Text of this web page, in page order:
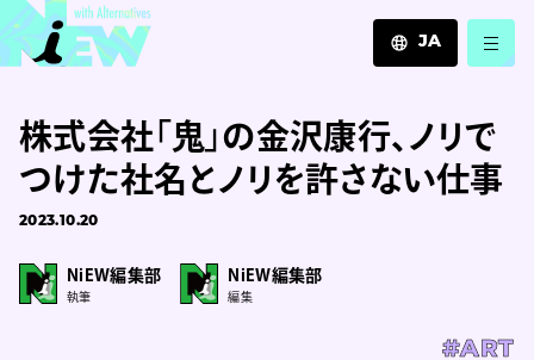
JA
EN
株式会社「鬼」の金沢康行、ノリで
つけた社名とノリを許さない仕事
2023.10.20
NiEW編集部
執筆
NiEW編集部
編集
#ART